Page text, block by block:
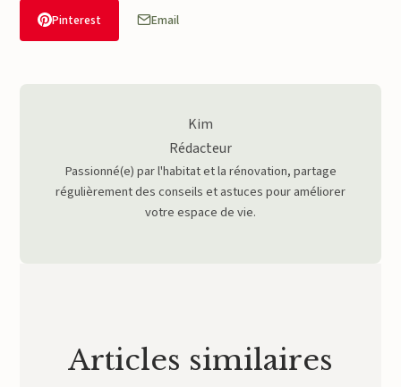
Pinterest Email
Kim
Rédacteur
Passionné(e) par l'habitat et la rénovation, partage
régulièrement des conseils et astuces pour améliorer
votre espace de vie.
Articles similaires